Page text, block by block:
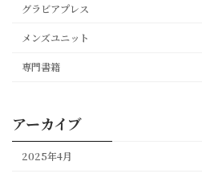
グラビアプレス
メンズユニット
専門書籍
アーカイブ
2025年4月